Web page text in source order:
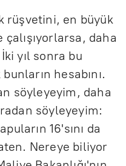
rüşvetini, en büyük
daha
yıl sonra bu
hesabını.
söyleyeyim, daha
söyleyeyim:
16'sını da
Nereye biliyor